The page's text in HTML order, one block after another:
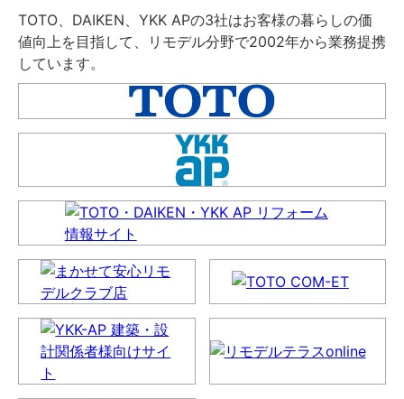
TOTO、DAIKEN、YKK APの3社はお客様の暮らしの価
値向上を目指して、リモデル分野で2002年から業務提携
しています。